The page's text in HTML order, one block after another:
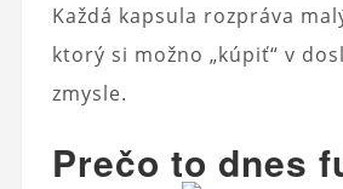
Každá kapsula rozpráva
ktorý si možno „kúpiť“ v
zmysle.
Prečo to dnes